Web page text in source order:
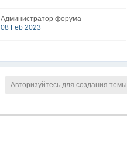
Администратор форума
08 Feb 2023
Авторизуйтесь для создания темы